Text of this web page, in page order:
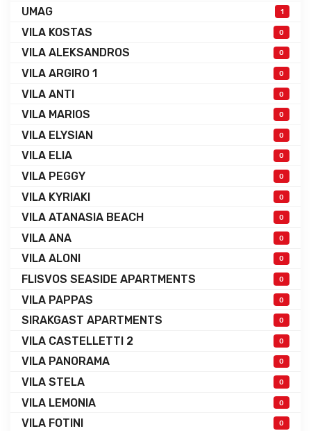
UMAG 1
VILA KOSTAS 0
VILA ALEKSANDROS 0
VILA ARGIRO 1 0
VILA ANTI 0
VILA MARIOS 0
VILA ELYSIAN 0
VILA ELIA 0
VILA PEGGY 0
VILA KYRIAKI 0
VILA ATANASIA BEACH 0
VILA ANA 0
VILA ALONI 0
FLISVOS SEASIDE APARTMENTS 0
VILA PAPPAS 0
SIRAKGAST APARTMENTS 0
VILA CASTELLETTI 2 0
VILA PANORAMA 0
VILA STELA 0
VILA LEMONIA 0
VILA FOTINI 0